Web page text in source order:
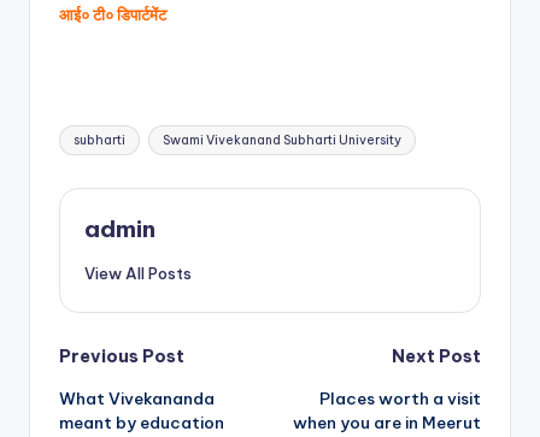
आई०टी०डिपार्टमेंट
Tags:
subharti Swami Vivekanand Subharti University
admin
View All Posts
Post
navigation
Previous Post
What Vivekananda
meant by education
Next Post
Places worth a visit
when you are in Meerut